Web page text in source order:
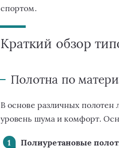
спортом.
Краткий обзор
Полотна по
В основе различных
уровень шума и комфорт.
Полиуретановые